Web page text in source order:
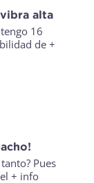
alta
16
de +
Pues
+ info